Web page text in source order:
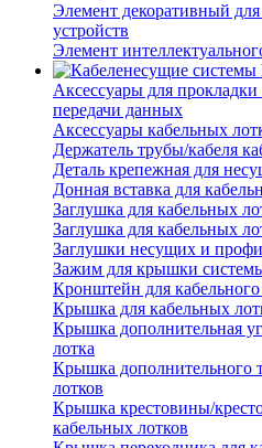
Элемент декоративный
устройств
Элемент
Аксессуары для прокладки
передачи данных
Аксессуары кабельных
Держатель трубы/кабеля
Деталь крепежная для
Донная вставка для
Заглушка для кабельных
Заглушка для кабельных
Заглушки несущих и
Зажим для крышки
Кронштейн для кабельного
Крышка для кабельных
Крышка дополнительная
лотка
Крышка дополнительного
лотков
Крышка крестовины/
кабельных лотков